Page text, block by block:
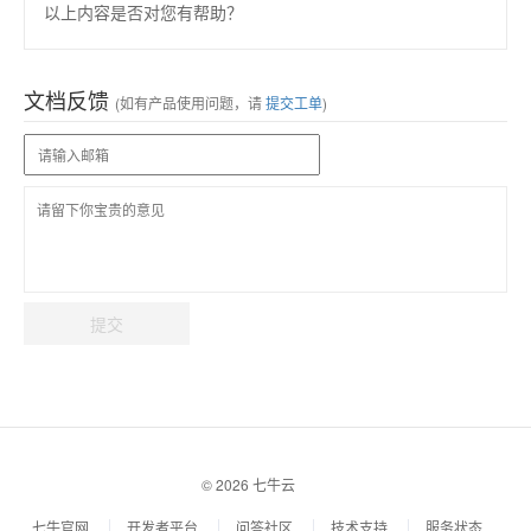
以上内容是否对您有帮助？
文档反馈 (如有产品使用问题，请提交工单)
提交
© 2026 七牛云
七牛官网 开发者平台 问答社区 技术支持 服务状态